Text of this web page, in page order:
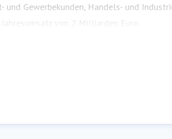
Gewerbekunden, Handels- und
von 2 Milliarden Euro.
uns auf